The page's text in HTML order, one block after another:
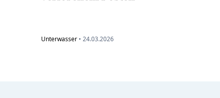
Unterwasser • 24.03.2026